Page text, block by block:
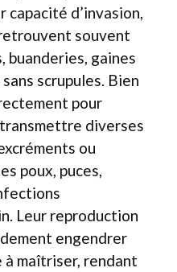
capacité d’invasion,
souvent
buanderies, gaines
scrupules. Bien
pour
transmettre diverses
ou
poux, puces,
Leur reproduction
engendrer
maîtriser, rendant